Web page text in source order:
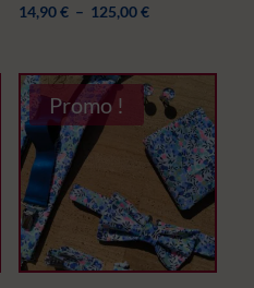
14,90€ – 125,00€Plage
14,90 €
125,00 €
Promo !